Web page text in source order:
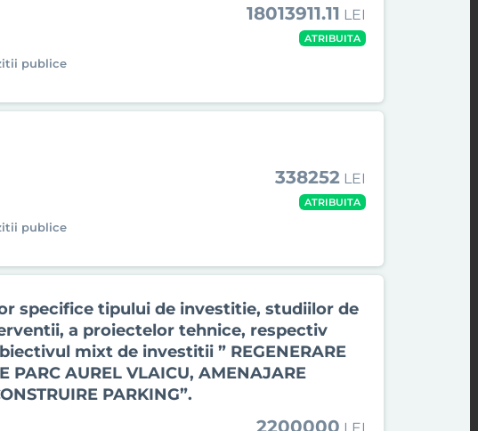
publice
18013911.11 LEI
ATRIBUITA
publice
338252LEI
ATRIBUITA
specifice tipului de investitie, studiilor de
a proiectelor tehnice, respectiv
mixt de investitii ” REGENERARE
PARC AUREL VLAICU, AMENAJARE
PARKING”.
2200000